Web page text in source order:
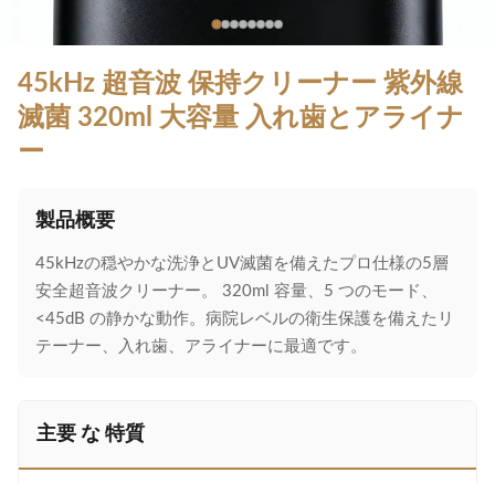
45kHz 超音波 保持クリーナー 紫外線
滅菌 320ml 大容量 入れ歯とアライナ
ー
製品概要
45kHzの穏やかな洗浄とUV滅菌を備えたプロ仕様の5層
安全超音波クリーナー。 320ml 容量、5 つのモード、
<45dB の静かな動作。病院レベルの衛生保護を備えたリ
テーナー、入れ歯、アライナーに最適です。
主要 な 特質